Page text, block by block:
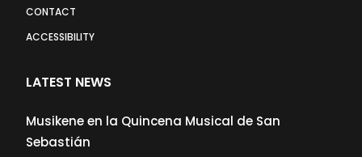
CONTACT
ACCESSIBILITY
LATEST NEWS
Musikene en la Quincena Musical de San
Sebastián